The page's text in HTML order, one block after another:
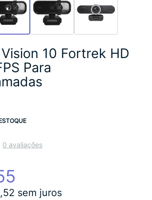
10 Fortrek HD
Para
0 avaliações
sem juros